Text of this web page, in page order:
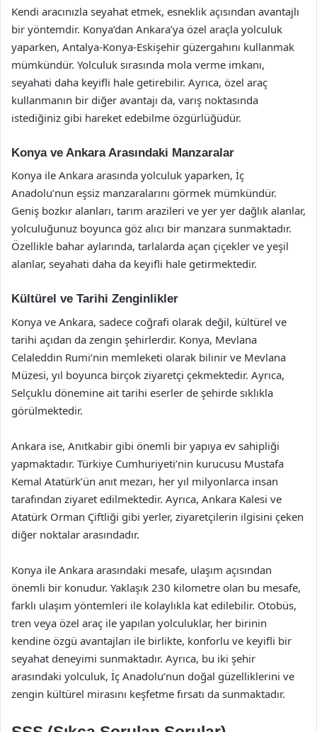
Kendi aracınızla seyahat etmek, esneklik açısından avantajlı
bir yöntemdir. Konya’dan Ankara’ya özel araçla yolculuk
yaparken, Antalya-Konya-Eskişehir güzergahını kullanmak
mümkündür. Yolculuk sırasında mola verme imkanı,
seyahati daha keyifli hale getirebilir. Ayrıca, özel araç
kullanmanın bir diğer avantajı da, varış noktasında
istediğiniz gibi hareket edebilme özgürlüğüdür.
Konya ve Ankara Arasındaki Manzaralar
Konya ile Ankara arasında yolculuk yaparken, İç
Anadolu’nun eşsiz manzaralarını görmek mümkündür.
Geniş bozkır alanları, tarım arazileri ve yer yer dağlık alanlar,
yolculuğunuz boyunca göz alıcı bir manzara sunmaktadır.
Özellikle bahar aylarında, tarlalarda açan çiçekler ve yeşil
alanlar, seyahati daha da keyifli hale getirmektedir.
Kültürel ve Tarihi Zenginlikler
Konya ve Ankara, sadece coğrafi olarak değil, kültürel ve
tarihi açıdan da zengin şehirlerdir. Konya, Mevlana
Celaleddin Rumi’nin memleketi olarak bilinir ve Mevlana
Müzesi, yıl boyunca birçok ziyaretçi çekmektedir. Ayrıca,
Selçuklu dönemine ait tarihi eserler de şehirde sıklıkla
görülmektedir.
Ankara ise, Anıtkabir gibi önemli bir yapıya ev sahipliği
yapmaktadır. Türkiye Cumhuriyeti’nin kurucusu Mustafa
Kemal Atatürk’ün anıt mezarı, her yıl milyonlarca insan
tarafından ziyaret edilmektedir. Ayrıca, Ankara Kalesi ve
Atatürk Orman Çiftliği gibi yerler, ziyaretçilerin ilgisini çeken
diğer noktalar arasındadır.
Konya ile Ankara arasındaki mesafe, ulaşım açısından
önemli bir konudur. Yaklaşık 230 kilometre olan bu mesafe,
farklı ulaşım yöntemleri ile kolaylıkla kat edilebilir. Otobüs,
tren veya özel araç ile yapılan yolculuklar, her birinin
kendine özgü avantajları ile birlikte, konforlu ve keyifli bir
seyahat deneyimi sunmaktadır. Ayrıca, bu iki şehir
arasındaki yolculuk, İç Anadolu’nun doğal güzelliklerini ve
zengin kültürel mirasını keşfetme fırsatı da sunmaktadır.